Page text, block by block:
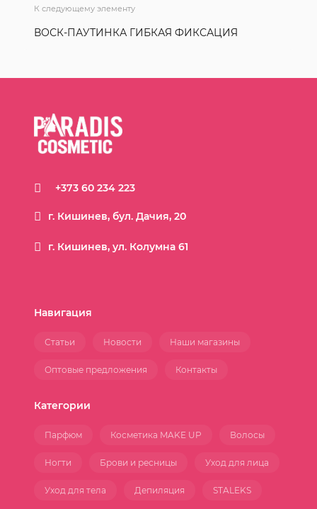
К следующему элементу
ВОСК-ПАУТИНКА ГИБКАЯ ФИКСАЦИЯ
г. Кишинев, ул. Колумна 61
+373 60 234 223
г. Кишинев, бул. Дачия, 20
Статьи Новости Наши магазины
Оптовые предложения Контакты
Навигация
Парфюм Косметика MAKE UP Волосы
Ногти Брови и ресницы Уход для лица
Уход для тела Депиляция STALEKS
Категории